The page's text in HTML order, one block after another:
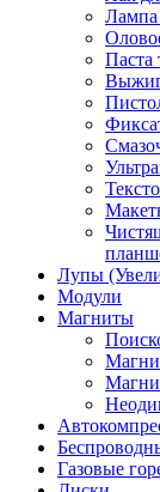
Паста
Лупы
Модули
Магниты
Газовые